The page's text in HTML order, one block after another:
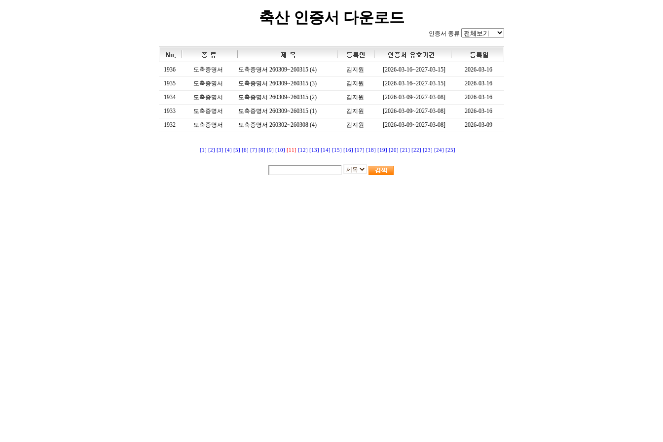
축산 인증서 다운로드
인증서 종류
1936 도축증명서 도축증명서 260309~260315 (4) 김지원 [2026-03-16~2027-03-15]
2026-03-16
1935
도축증명서 도축증명서 260309~260315 (3) 김지원 [2026-03-16~2027-03-15]
2026-03-16
1934
도축증명서 도축증명서 260309~260315 (2) 김지원 [2026-03-09~2027-03-08]
2026-03-16
1933
도축증명서 도축증명서 260309~260315 (1) 김지원 [2026-03-09~2027-03-08]
2026-03-16
1932
도축증명서 도축증명서 260302~260308 (4) 김지원 [2026-03-09~2027-03-08] 2026-03-09
[1] [2] [3] [4] [5] [6] [7] [8] [9] [10] [11] [12] [13] [14] [15] [16] [17] [18] [19] [20] [21] [22] [23] [24] [25]